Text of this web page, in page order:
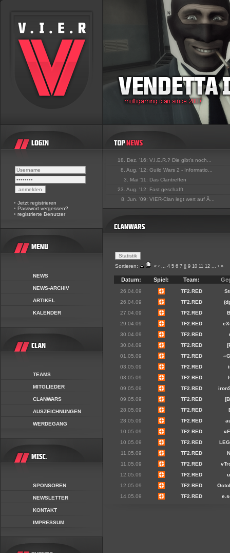
• Jetzt registrieren
• Passwort vergessen?
• registrierte Benutzer
NEWS
NEWS-ARCHIV
ARTIKEL
KALENDER
TEAMS
MITGLIEDER
CLANWARS
AUSZEICHNUNGEN
WERDEGANG
SPONSOREN
NEWSLETTER
KONTAKT
IMPRESSUM
18. Dez. '16: V.I.E.R.? Die gibt's noch...
8. Aug. '12: Guild Wars 2 - Informatio...
3. Mai '11: Das Clantreffen
23. Aug. '12: Fast geschafft
8. Jun. '09: VIER-Clan legt wert auf Ä...
Sortieren: « ‹ ... 4 5 6 7 8 9 10 11 12 ... › »
Datum: Spiel: Team:
26.04.09 TF2.RED
26.04.09
TF2.RED
27.04.09
TF2.RED
29.04.09
TF2.RED
30.04.09
TF2.RED
30.04.09
TF2.RED
01.05.09
TF2.RED
03.05.09
TF2.RED
03.05.09
TF2.RED
09.05.09
TF2.RED
09.05.09
TF2.RED
28.05.09
TF2.RED
28.05.09
TF2.RED
10.05.09
TF2.RED
10.05.09
TF2.RED
11.05.09
TF2.RED
11.05.09
TF2.RED
12.05.09
TF2.RED
12.05.09
TF2.RED
14.05.09
TF2.RED